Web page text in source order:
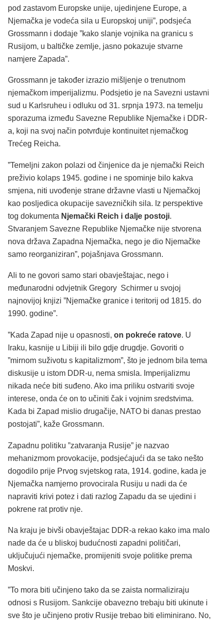
pod zastavom Europske unije, ujedinjene Europe, a
Njemačka je vodeća sila u Europskoj uniji”, podsjeća
Grossmann i dodaje ”kako slanje vojnika na granicu s
Rusijom, u baltičke zemlje, jasno pokazuje stvarne
namjere Zapada”.
Grossmann je također izrazio mišljenje o trenutnom
njemačkom imperijalizmu. Podsjetio je na Savezni ustavni
sud u Karlsruheu i odluku od 31. srpnja 1973. na temelju
sporazuma između Savezne Republike Njemačke i DDR-
a, koji na svoj način potvrđuje kontinuitet njemačkog
Trećeg Reicha.
”Temeljni zakon polazi od činjenice da je njemački Reich
preživio kolaps 1945. godine i ne spominje bilo kakva
smjena, niti uvođenje strane državne vlasti u Njemačkoj
kao posljedica okupacije savezničkih sila. Iz perspektive
tog dokumenta Njemački Reich i dalje postoji.
Stvaranjem Savezne Republike Njemačke nije stvorena
nova država Zapadna Njemačka, nego je dio Njemačke
samo reorganiziran”, pojašnjava Grossmann.
Ali to ne govori samo stari obavještajac, nego i
međunarodni odvjetnik Gregory Schirmer u svojoj
najnovijoj knjizi ”Njemačke granice i teritorij od 1815. do
1990. godine”.
”Kada Zapad nije u opasnosti, on pokreće ratove. U
Iraku, kasnije u Libiji ili bilo gdje drugdje. Govoriti o
”mirnom suživotu s kapitalizmom”, što je jednom bila tema
diskusije u istom DDR-u, nema smisla. Imperijalizmu
nikada neće biti suđeno. Ako ima priliku ostvariti svoje
interese, onda će on to učiniti čak i vojnim sredstvima.
Kada bi Zapad mislio drugačije, NATO bi danas prestao
postojati”, kaže Grossmann.
Zapadnu politiku ”zatvaranja Rusije” je nazvao
mehanizmom provokacije, podsjećajući da se tako nešto
dogodilo prije Prvog svjetskog rata, 1914. godine, kada je
Njemačka namjerno provocirala Rusiju u nadi da će
napraviti krivi potez i dati razlog Zapadu da se ujedini i
pokrene rat protiv nje.
Na kraju je bivši obavještajac DDR-a rekao kako ima malo
nade da će u bliskoj budućnosti zapadni političari,
uključujući njemačke, promijeniti svoje politike prema
Moskvi.
”To mora biti učinjeno tako da se zaista normaliziraju
odnosi s Rusijom. Sankcije obavezno trebaju biti ukinute i
sve što je učinjeno protiv Rusije trebao biti eliminirano. No,